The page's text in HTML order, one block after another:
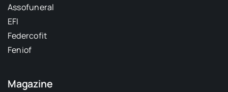
Assofuneral
EFI
Federcofit
Feniof
Magazine